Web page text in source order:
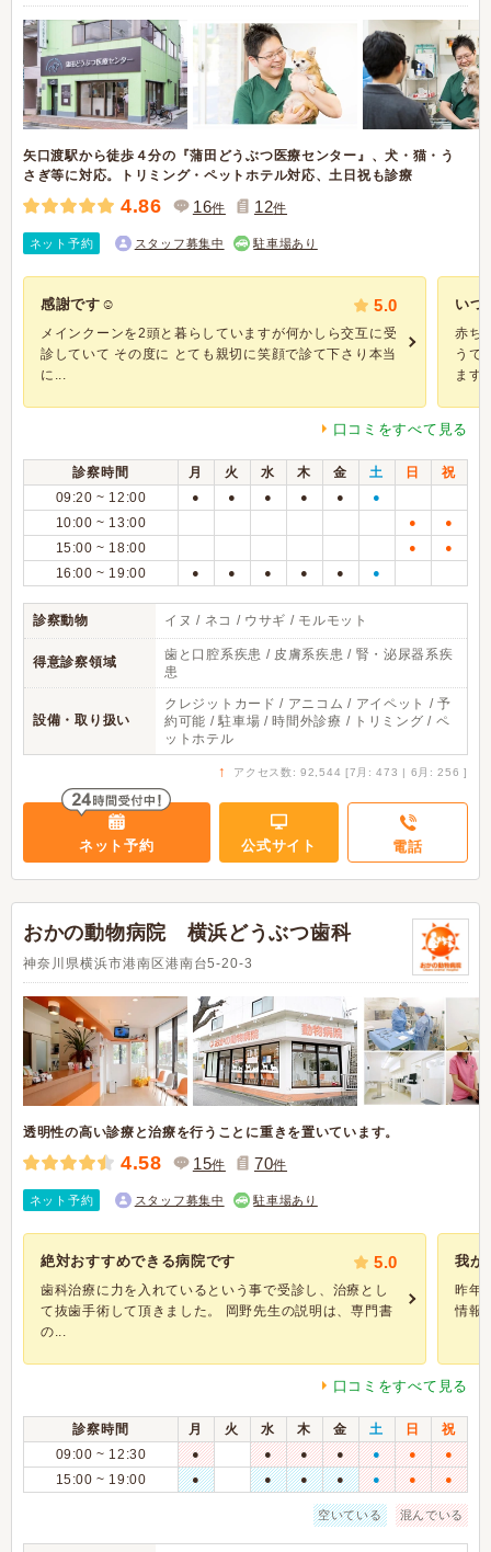
矢口渡駅から徒歩４分の『蒲田どうぶつ医療センター』、犬・猫・う
さぎ等に対応。トリミング・ペットホテル対応、土日祝も診療
4.86 16件 12件
ネット予約 スタッフ募集中 駐車場あり
感謝です☺️ 5.0
メインクーンを2頭と暮らしていますが何かしら交互に受
診していて その度に とても親切に笑顔で診て下さり本当
に...
いつ
赤ち
うで
ます
口コミをすべて見る
診察時間 月 火 水 木 金 土 日
祝
09:20 ~ 12:00
● ● ● ● ● ●
10:00 ~ 13:00 ● ●
15:00 ~ 18:00 ● ●
16:00 ~ 19:00 ● ● ● ● ● ●
診察動物 イヌ / ネコ / ウサギ / モルモット
得意診察領域
歯と口腔系疾患 / 皮膚系疾患 / 腎・泌尿器系疾
患
設備・取り扱い
クレジットカード / アニコム / アイペット / 予
約可能 / 駐車場 / 時間外診療 / トリミング / ペ
ットホテル
↑ アクセス数: 92,544 [7月: 473 | 6月: 256 ]
ネット予約 公式サイト 電話
おかの動物病院 横浜どうぶつ歯科
神奈川県横浜市港南区港南台5-20-3
透明性の高い診療と治療を行うことに重きを置いています。
4.58 15件 70件
ネット予約 スタッフ募集中 駐車場あり
絶対おすすめできる病院です 5.0
歯科治療に力を入れているという事で受診し、治療とし
て抜歯手術して頂きました。 岡野先生の説明は、専門書
の...
我が
昨年
情報
口コミをすべて見る
診察時間 月 火 水 木 金 土 日
祝
09:00 ~ 12:30
● ● ● ● ● ● ●
15:00 ~ 19:00 ● ● ● ● ● ● ●
空いている 混んでいる